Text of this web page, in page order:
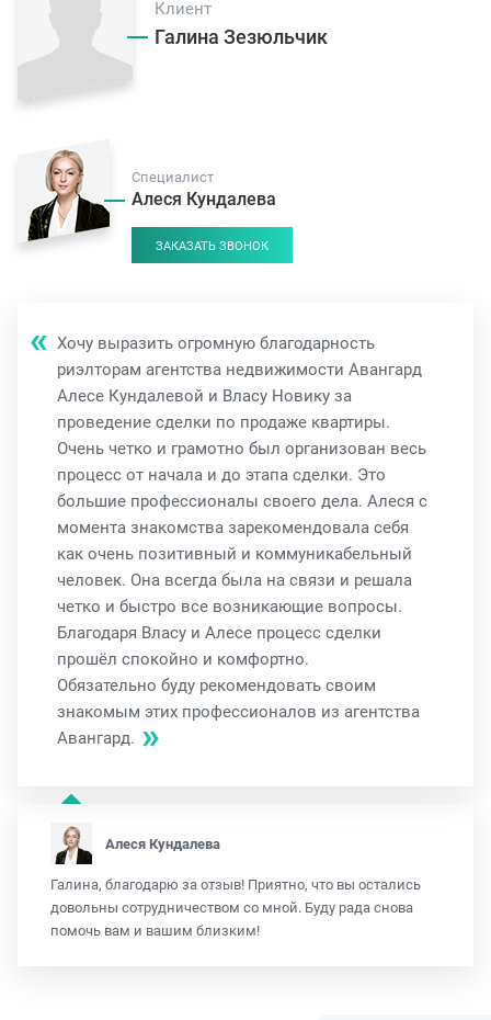
Клиент
Галина Зезюльчик
Специалист
Алеся Кундалева
ЗАКАЗАТЬ ЗВОНОК
Хочу выразить огромную благодарность
риэлторам агентства недвижимости Авангард
Алесе Кундалевой и Власу Новику за
проведение сделки по продаже квартиры.
Очень четко и грамотно был организован весь
процесс от начала и до этапа сделки. Это
большие профессионалы своего дела. Алеся с
момента знакомства зарекомендовала себя
как очень позитивный и коммуникабельный
человек. Она всегда была на связи и решала
четко и быстро все возникающие вопросы.
Благодаря Власу и Алесе процесс сделки
прошёл спокойно и комфортно.
Обязательно буду рекомендовать своим
знакомым этих профессионалов из агентства
Авангард.
Алеся Кундалева
Галина, благодарю за отзыв! Приятно, что вы остались
довольны сотрудничеством со мной. Буду рада снова
помочь вам и вашим близким!